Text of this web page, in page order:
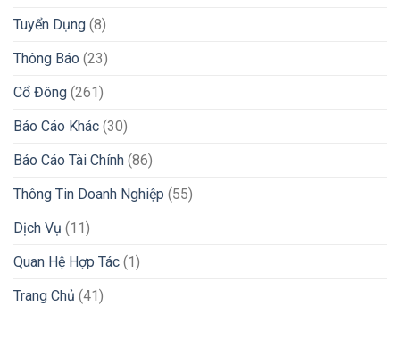
Tuyển Dụng (8)
Thông Báo (23)
Cổ Đông (261)
Báo Cáo Khác (30)
Báo Cáo Tài Chính (86)
Thông Tin Doanh Nghiệp (55)
Dịch Vụ (11)
Quan Hệ Hợp Tác (1)
Trang Chủ (41)